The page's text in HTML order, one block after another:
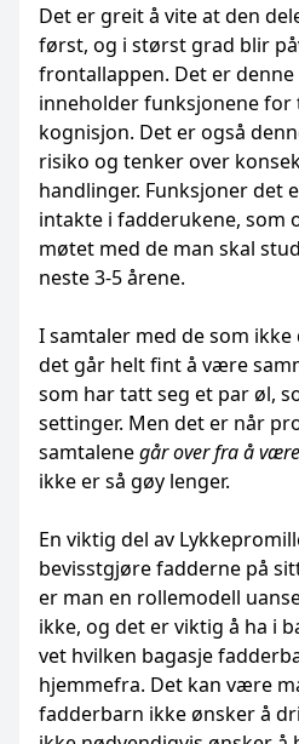
Det er greit å vite at den
først, og i størst grad blir
frontallappen. Det er
inneholder funksjonene for
kognisjon. Det er også
risiko og tenker over
handlinger. Funksjoner det
intakte i fadderukene, som
møtet med de man skal
neste 3-5 årene.
I samtaler med de som
det går helt fint å være
som har tatt seg et par øl,
settinger. Men det er når
samtalenegår over fra å
ikke er så gøy lenger.
En viktig del av
bevisstgjøre fadderne på
er man en rollemodell
ikke, og det er viktig å ha i
vet hvilken bagasje
hjemmefra. Det kan være
fadderbarn ikke ønsker å